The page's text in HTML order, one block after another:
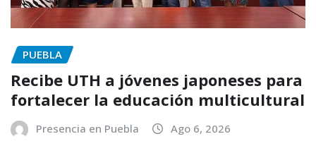
PUEBLA
Recibe UTH a jóvenes japoneses para
fortalecer la educación multicultural
Presencia en Puebla Ago 6, 2026